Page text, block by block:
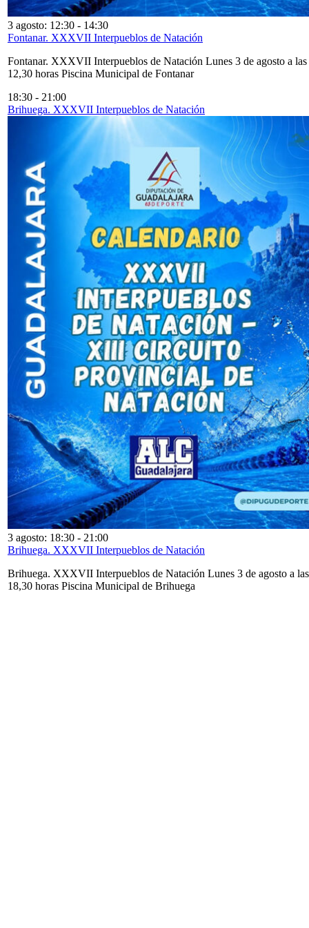
3 agosto: 12:30 - 14:30
Fontanar. XXXVII Interpueblos de Natación
Fontanar. XXXVII Interpueblos de Natación Lunes 3 de agosto a las
12,30 horas Piscina Municipal de Fontanar
18:30 - 21:00
Brihuega. XXXVII Interpueblos de Natación
3 agosto: 18:30 - 21:00
Brihuega. XXXVII Interpueblos de Natación
Brihuega. XXXVII Interpueblos de Natación Lunes 3 de agosto a las
18,30 horas Piscina Municipal de Brihuega